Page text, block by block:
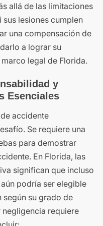
allá de las limitaciones
sus lesiones cumplen
una compensación de
a lograr su
legal de Florida.
y
Esenciales
accidente
Se requiere una
para demostrar
En Florida, las
significan que incluso
podría ser elegible
su grado de
requiere